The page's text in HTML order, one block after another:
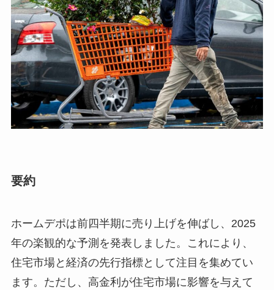
要約
ホームデポは前四半期に売り上げを伸ばし、2025
年の楽観的な予測を発表しました。これにより、
住宅市場と経済の先行指標として注目を集めてい
ます。ただし、高金利が住宅市場に影響を与えて